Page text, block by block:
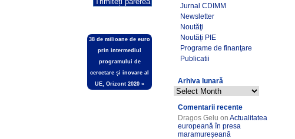
3️8️ de milioane de euro
prin intermediul
programului de
cercetare și inovare al
UE, Orizont 2020 »
Jurnal CDIMM
Newsletter
Noutăţi
Noutăți PIE
Programe de finanţare
Publicatii
Arhiva lunară
Comentarii recente
Dragos Gelu onActualitatea
europeană în presa
maramureșeană